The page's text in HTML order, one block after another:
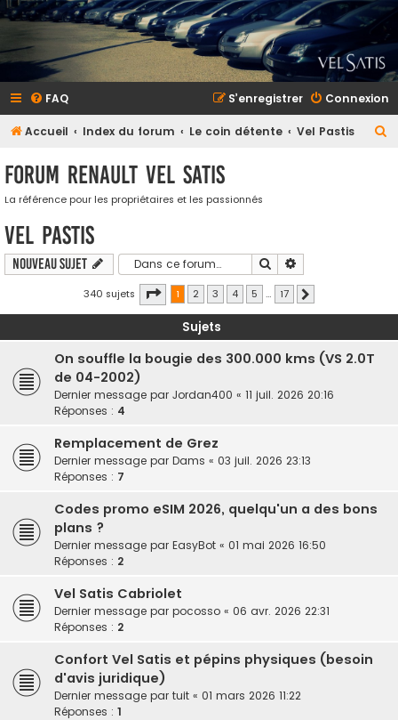
FAQ Connexion
S’enregistrer
Accueil Index du forum Le coin détente Vel Pastis
e
r
Forum Renault VEL SATIS
La référence pour les propriétaires et les passionnés
Vel Pastis
Nouveau sujet Rechercher
340 sujets Page sur
1 2 3 4 5 … 17
Sujets
On souffle la bougie des 300.000 kms (VS 2.0T
de 04-2002)
Dernier message par Jordan400 « 11 juil. 2026 20:16
Réponses : 4
Remplacement de Grez
Dernier message par Dams « 03 juil. 2026 23:13
Réponses : 7
Codes promo eSIM 2026, quelqu'un a des bons
plans ?
Dernier message par EasyBot « 01 mai 2026 16:50
Réponses : 2
Vel Satis Cabriolet
Dernier message par pocosso « 06 avr. 2026 22:31
Réponses : 2
Confort Vel Satis et pépins physiques (besoin
d'avis juridique)
Dernier message par tuit « 01 mars 2026 11:22
Réponses : 1